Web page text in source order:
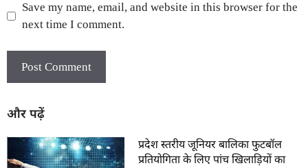
Save my name, email, and website in this browser for the
next time I comment.
और पढ़ें
प्रदेश स्तरीय जूनियर बालिका फुटबॉल
प्रतियोगिता के लिए पांच खिलाड़ियों का